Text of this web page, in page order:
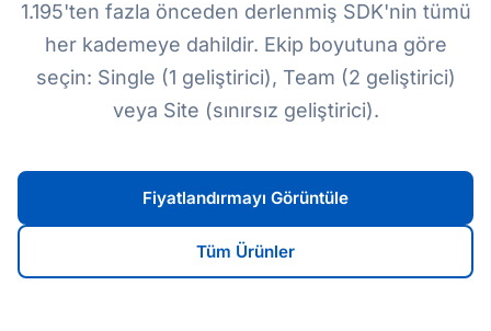
1.195'ten fazla önceden derlenmiş SDK'nin tümü
her kademeye dahildir. Ekip boyutuna göre
seçin: Single (1 geliştirici), Team (2 geliştirici)
veya Site (sınırsız geliştirici).
Fiyatlandırmayı Görüntüle
Tüm Ürünler